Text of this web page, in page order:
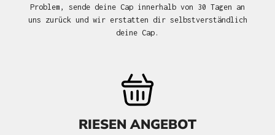
Problem, sende deine Cap innerhalb von 30 Tagen an
uns zurück und wir erstatten dir selbstverständlich
deine Cap.
RIESEN ANGEBOT